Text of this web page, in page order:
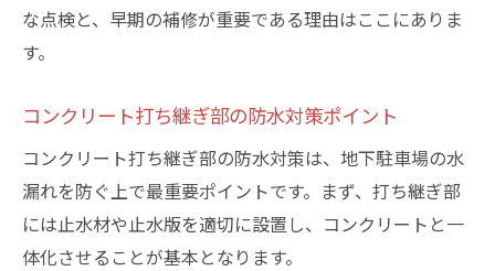
管理会社とオーナーの費用負担ポイント
地下ピットで湧水が見られた時の対応策
地下ピット湧水発生時に取るべき応急措置
地下駐車場ピットの湧水原因と調査手順
湧水止水のためのコンクリート補修工法
な点検と、早期の補修が重要である理由はここにありま
す。
コンクリート打ち継ぎ部の防水対策ポイント
コンクリート打ち継ぎ部の防水対策は、地下駐車場の水
漏れを防ぐ上で最重要ポイントです。まず、打ち継ぎ部
には止水材や止水版を適切に設置し、コンクリートと一
体化させることが基本となります。